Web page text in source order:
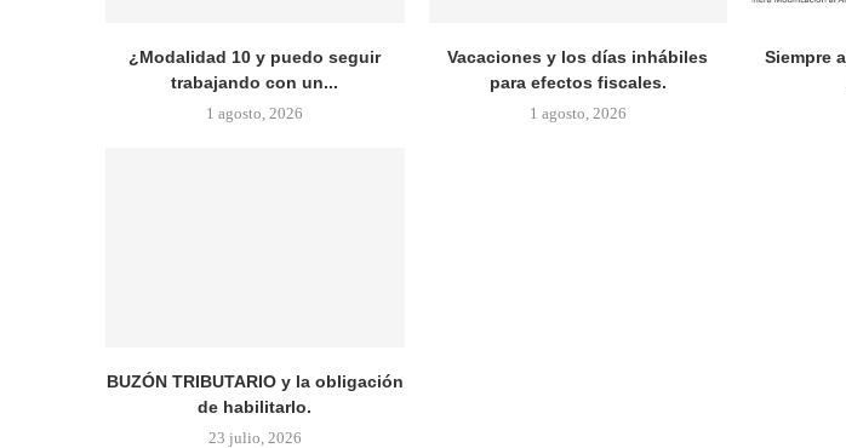
¿Modalidad 10 y puedo seguir
trabajando con un...
1 agosto, 2026
Vacaciones y los días inhábiles
para efectos fiscales.
1 agosto, 2026
Siempre
BUZÓN TRIBUTARIO y la obligación
de habilitarlo.
23 julio, 2026